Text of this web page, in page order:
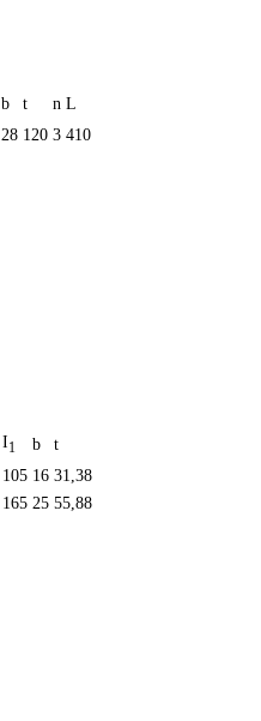
b t n L
28 120 3 410
I1 b
t
105 16 31,38
165 25 55,88